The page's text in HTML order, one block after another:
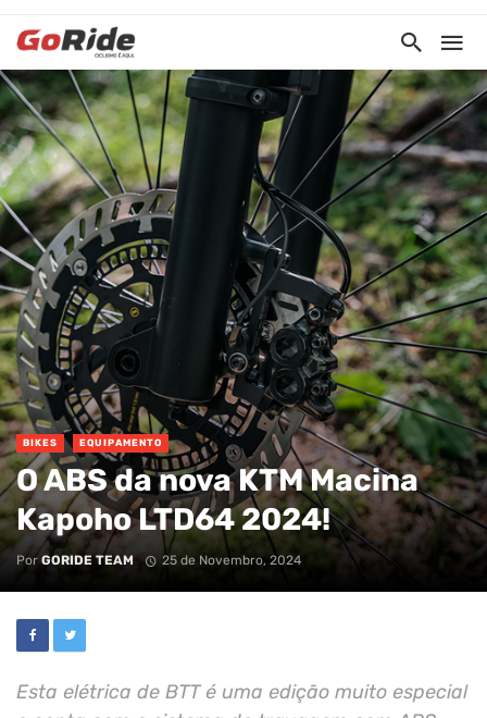
BIKES EQUIPAMENTO
O ABS da nova KTM Macina
Kapoho LTD64 2024!
Por GORIDE TEAM 25 de Novembro, 2024
Esta elétrica de BTT é uma edição muito especial